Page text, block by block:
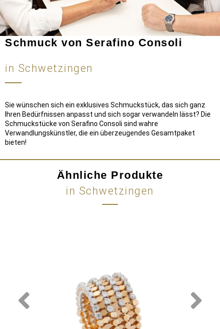
Schmuck von Serafino Consoli
in Schwetzingen
Sie wünschen sich ein exklusives Schmuckstück, das sich ganz
Ihren Bedürfnissen anpasst und sich sogar verwandeln lässt? Die
Schmuckstücke von Serafino Consoli sind wahre
Verwandlungskünstler, die ein überzeugendes Gesamtpaket
bieten!
Ähnliche Produkte
in Schwetzingen